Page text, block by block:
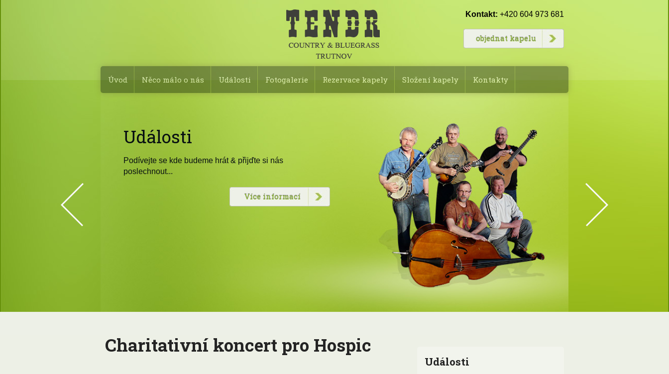
Kontakt: +420 604 973 681
objednat kapelu
Úvod Něco málo o nás Události Fotogalerie Rezervace kapely Složení kapely Kontakty
Události
Podívejte se kde budeme hrát & přijďte si nás
poslechnout...
Více informací
Charitativní koncert pro Hospic
Události